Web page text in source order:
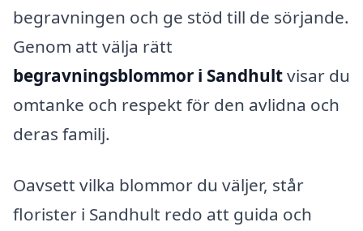
begravningen och ge stöd till de sörjande.
Genom att välja rätt
begravningsblommor i Sandhultvisar du
omtanke och respekt för den avlidna och
deras familj.
Oavsett vilka blommor du väljer, står
florister i Sandhult redo att guida och